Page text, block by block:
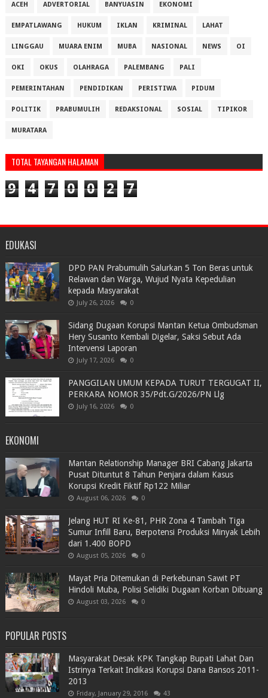
ACEH ADVERTORIAL BANYUASIN EKONOMI
EMPATLAWANG HUKUM IKLAN KRIMINAL LAHAT
LINGGAU MUARA ENIM MUBA NASIONAL NEWS OI
OKI OKUS OLAHRAGA PALEMBANG PALI
PEMERINTAHAN PENDIDIKAN PERISTIWA PIDUM
POLITIK PRABUMULIH REDAKSIONAL SOSIAL TIPIKOR
MURATARA
TOTAL TAYANGAN HALAMAN
9 4 7 0 0 2 7
EDUKASI
DPD PAN Prabumulih Salurkan 5 Ton Beras untuk
Relawan dan Warga, Wujud Nyata Kepedulian
kepada Masyarakat
July 26, 2026 0
Sidang Dugaan Korupsi Mantan Ketua Ombudsman
Hery Susanto Kembali Digelar, Saksi Sebut Ada
Intervensi Laporan
July 17, 2026 0
PANGGILAN UMUM KEPADA TURUT TERGUGAT II,
PERKARA NOMOR 35/Pdt.G/2026/PN Llg
July 16, 2026 0
EKONOMI
Mantan Relationship Manager BRI Cabang Jakarta
Pusat Dituntut 8 Tahun Penjara dalam Kasus
Korupsi Kredit Fiktif Rp122 Miliar
August 06, 2026 0
Jelang HUT RI Ke-81, PHR Zona 4 Tambah Tiga
Sumur Infill Baru, Berpotensi Produksi Minyak Lebih
dari 1.400 BOPD
August 05, 2026 0
Mayat Pria Ditemukan di Perkebunan Sawit PT
Hindoli Muba, Polisi Selidiki Dugaan Korban Dibuang
August 03, 2026 0
POPULAR POSTS
Masyarakat Desak KPK Tangkap Bupati Lahat Dan
Istrinya Terkait Indikasi Korupsi Dana Bansos 2011-
2013
Friday, January 29, 2016 43